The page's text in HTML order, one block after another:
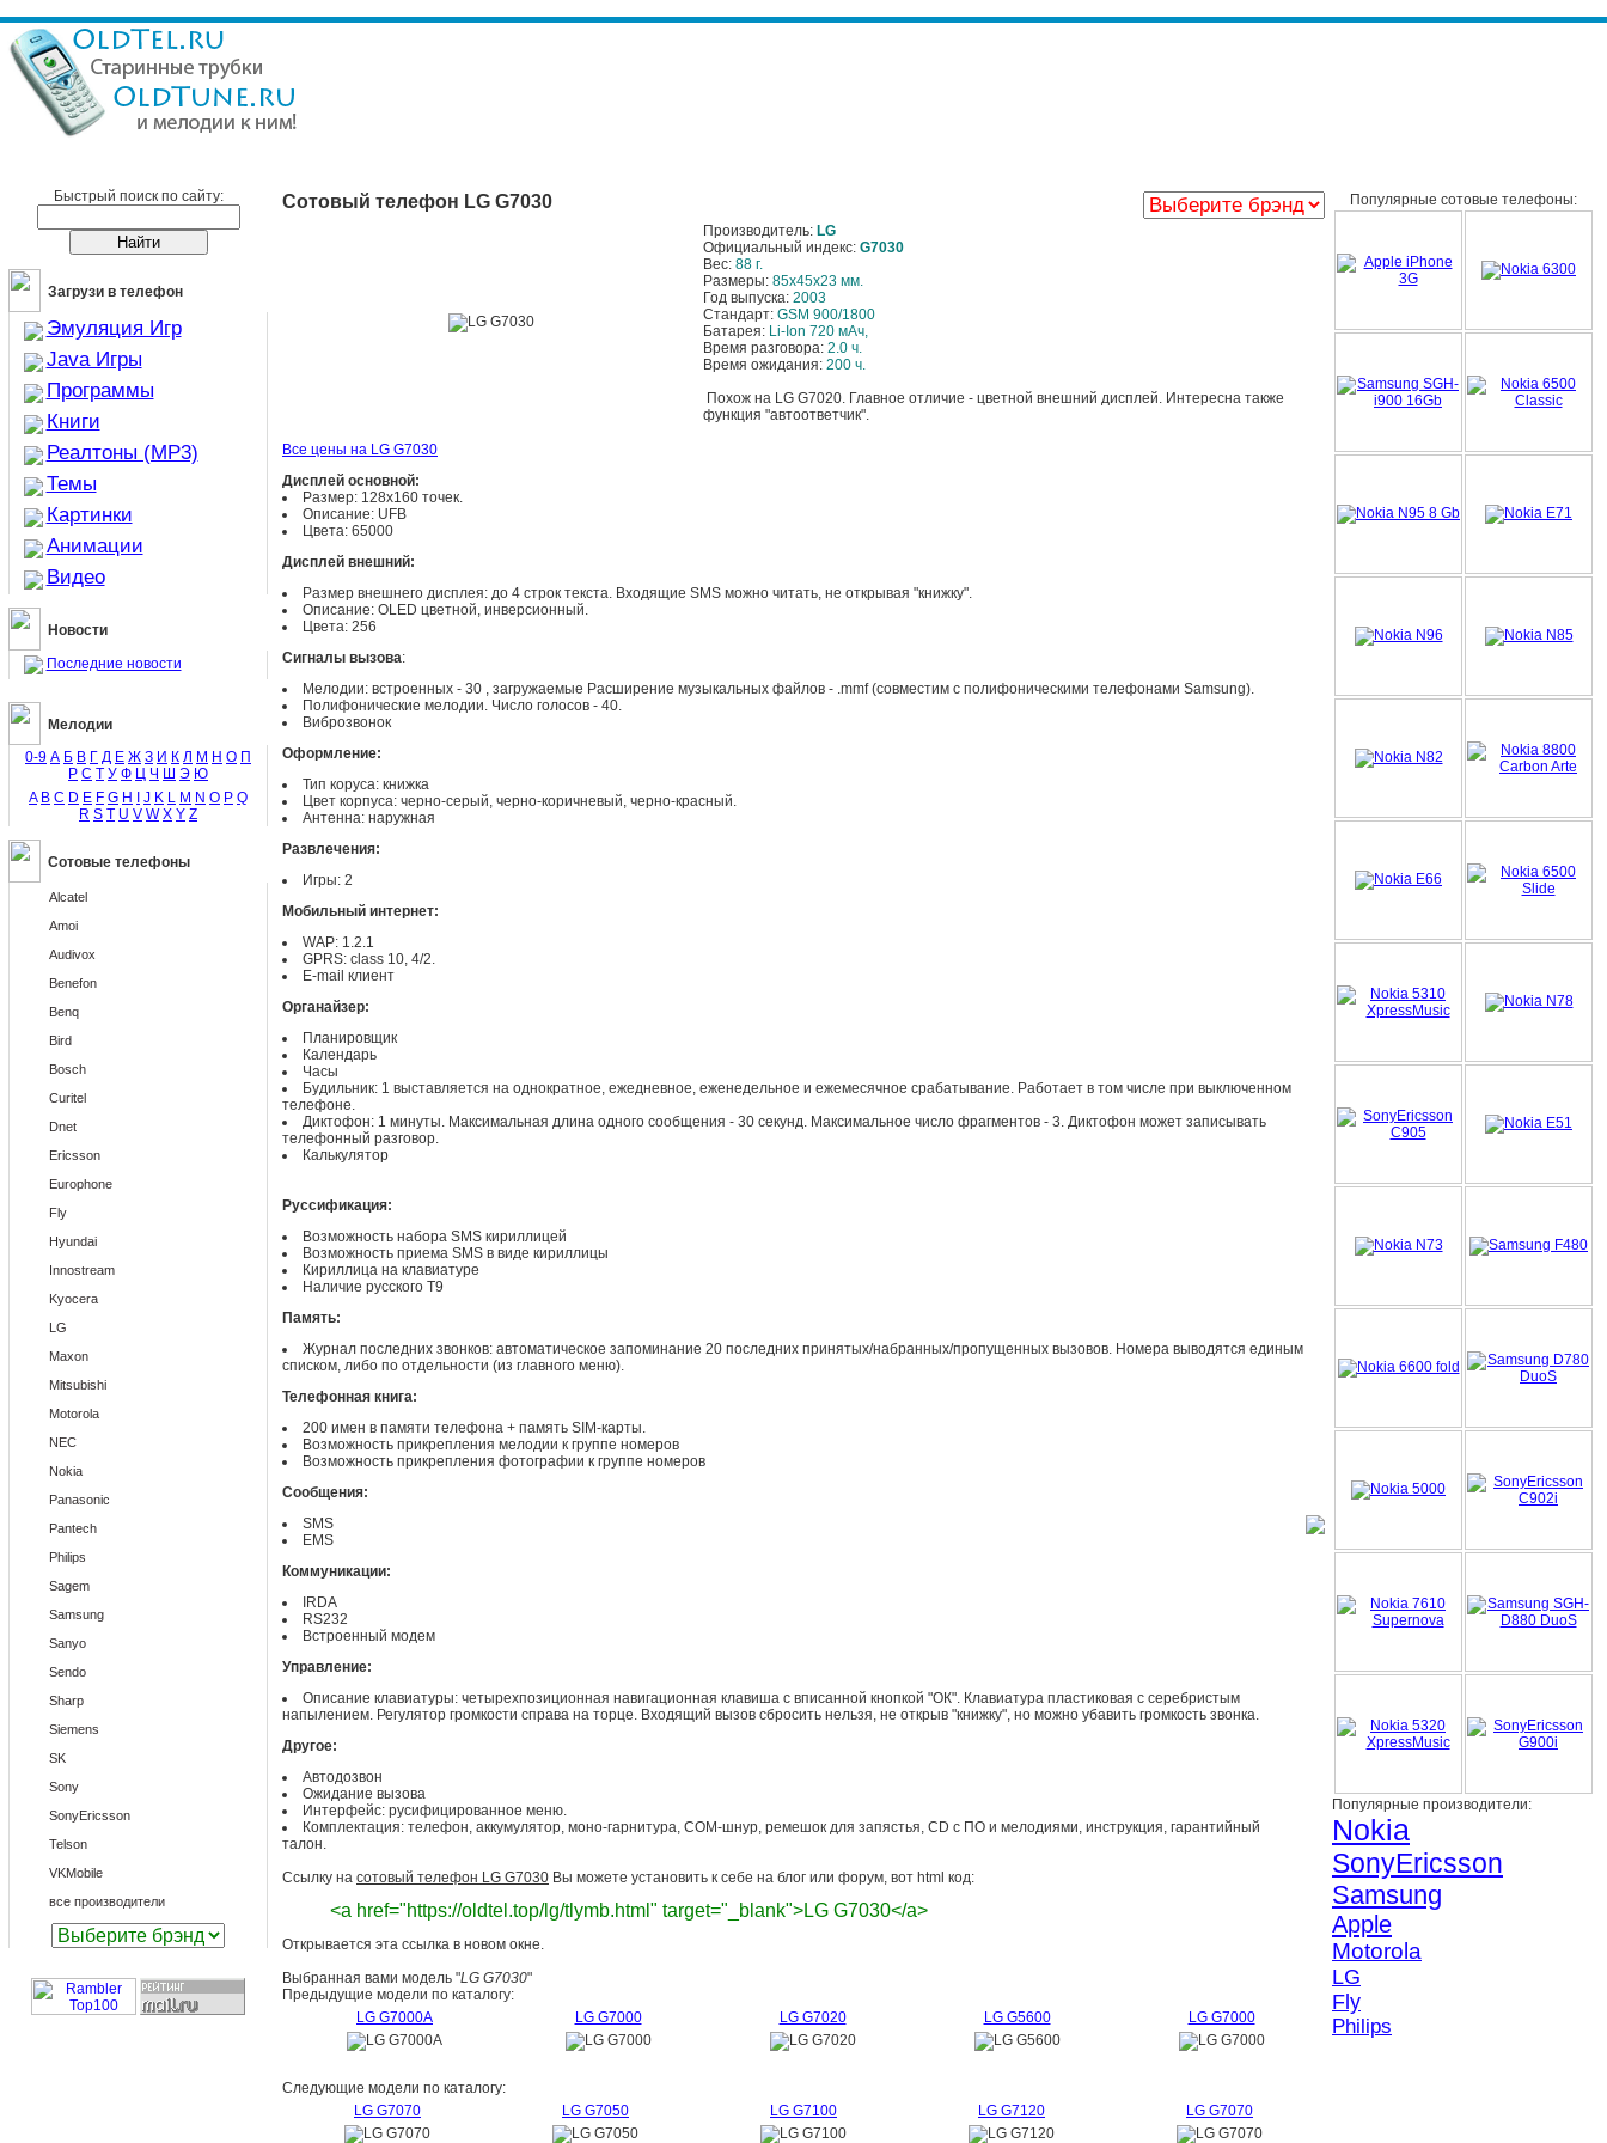
Быстрый поиск по сайту:
Загрузи в телефон
Эмуляция Игр
Java Игры
Программы
Книги
Реалтоны (MP3)
Темы
Картинки
Анимации
Видео
Новости
Последние новости
Мелодии
0-9 А Б В Г Д Е Ж З И К Л М Н О П
Р С Т У Ф Ц Ч Ш Э Ю
A B C D E F G H J K L M N O P Q
R S T U V W X Y Z
Сотовые телефоны
Alcatel
Amoi
Audivox
Benefon
Benq
Bird
Bosch
Curitel
Dnet
Ericsson
Europhone
Fly
Hyundai
Innostream
Kyocera
LG
Maxon
Mitsubishi
Motorola
NEC
Nokia
Panasonic
Pantech
Philips
Sagem
Samsung
Sanyo
Sendo
Sharp
Siemens
SK
Sony
SonyEricsson
Telson
VKMobile
все производители
Сотовый телефон LG G7030
Производитель: LG
Официальный индекс: G7030
Вес: 88 г.
Размеры: 85x45x23 мм.
Год выпуска: 2003
Стандарт: GSM 900/1800
Батарея: Li-Ion 720 мАч,
Время разговора: 2.0 ч.
Время ожидания: 200 ч.
Похож на LG G7020. Главное отличие - цветной внешний дисплей. Интересна также
функция "автоответчик".
Все цены на LG G7030
Дисплей основной:
Размер: 128х160 точек.
Описание: UFB
Цвета: 65000
Дисплей внешний:
Размер внешнего дисплея: до 4 строк текста. Входящие SMS можно читать, не открывая "книжку".
Описание: OLED цветной, инверсионный.
Цвета: 256
Сигналы вызова:
Мелодии: встроенных - 30 , загружаемые Расширение музыкальных файлов - .mmf (совместим с полифоническими телефонами Samsung).
Полифонические мелодии. Число голосов - 40.
Виброзвонок
Оформление:
Тип коруса: книжка
Цвет корпуса: черно-серый, черно-коричневый, черно-красный.
Антенна: наружная
Развлечения:
Игры: 2
Мобильный интернет:
WAP: 1.2.1
GPRS: class 10, 4/2.
E-mail клиент
Органайзер:
Планировщик
Календарь
Часы
Будильник: 1 выставляется на однократное, ежедневное, еженедельное и ежемесячное срабатывание. Работает в том числе при выключенном
телефоне.
Диктофон: 1 минуты. Максимальная длина одного сообщения - 30 секунд. Максимальное число фрагментов - 3. Диктофон может записывать
телефонный разговор.
Калькулятор
Руссификация:
Возможность набора SMS кириллицей
Возможность приема SMS в виде кириллицы
Кириллица на клавиатуре
Наличие русского T9
Память:
Журнал последних звонков: автоматическое запоминание 20 последних принятых/набранных/пропущенных вызовов. Номера выводятся единым
списком, либо по отдельности (из главного меню).
Телефонная книга:
200 имен в памяти телефона + память SIM-карты.
Возможность прикрепления мелодии к группе номеров
Возможность прикрепления фотографии к группе номеров
Сообщения:
SMS
EMS
Коммуникации:
IRDA
RS232
Встроенный модем
Управление:
Описание клавиатуры: четырехпозиционная навигационная клавиша с вписанной кнопкой "ОК". Клавиатура пластиковая с серебристым
напылением. Регулятор громкости справа на торце. Входящий вызов сбросить нельзя, не открыв "книжку", но можно убавить громкость звонка.
Другое:
Автодозвон
Ожидание вызова
Интерфейс: русифицированное меню.
Комплектация: телефон, аккумулятор, моно-гарнитура, COM-шнур, ремешок для запястья, CD с ПО и мелодиями, инструкция, гарантийный
талон.
Ссылку на сотовый телефон LG G7030 Вы можете установить к себе на блог или форум, вот html код:
<a href="https://oldtel.top/lg/tlymb.html" target="_blank">LG G7030</a>
Открывается эта ссылка в новом окне.
Выбранная вами модель "LG G7030"
Предыдущие модели по каталогу:
LG G7000A
LG G7000 LG G7020 LG G5600 LG G7000
Следующие модели по каталогу:
LG G7070
LG G7050 LG G7100 LG G7120 LG G7070
Популярные сотовые телефоны:
Популярные производители:
Nokia
SonyEricsson
Samsung
Apple
Motorola
LG
Fly
Philips